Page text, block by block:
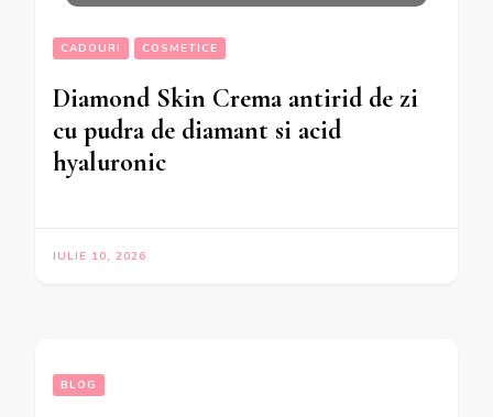
CADOURI COSMETICE
Diamond Skin Crema antirid de zi
cu pudra de diamant si acid
hyaluronic
IULIE 10, 2026
BLOG